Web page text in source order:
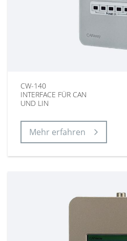
CW-140
INTERFACE FÜR CAN
UND LIN
Mehr erfahren